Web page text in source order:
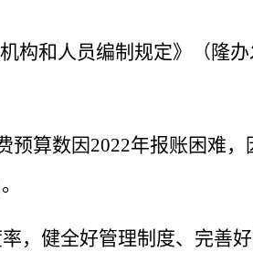
构和人员编制规定》 （ 隆
预算数因2022年报账困难，
，健全好管理制度、完善